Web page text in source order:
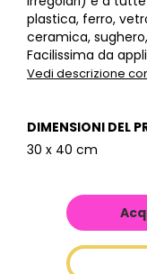
plastica, ferro,
ceramica, sughero,
Facilissima da
Vedi descrizione
DIMENSIONI DEL
30 x 40 cm